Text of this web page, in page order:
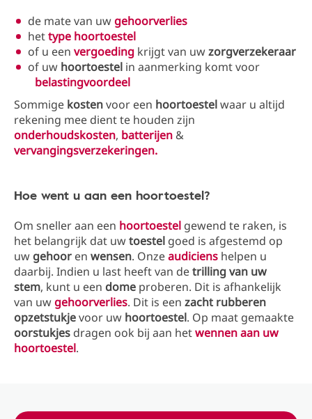
de mate van uwgehoorverlies
hettype hoortoestel
of u een vergoeding krijgt van uwzorgverzekeraar
of uw hoortoestel in aanmerking komt voor
belastingvoordeel
Sommige kostenvoor een hoortoestelwaar u altijd
rekening mee dient te houden zijn
onderhoudskosten, batterijen &
vervangingsverzekeringen.
Hoe went u aan een hoortoestel?
Om sneller aan een hoortoestel gewend te raken, is
het belangrijk dat uwtoestel goed is afgestemd op
uw gehoor en wensen. Onzeaudiciens helpen u
daarbij. Indien u last heeft van detrilling van uw
stem, kunt u een dome proberen. Dit is afhankelijk
van uwgehoorverlies. Dit is een zacht rubberen
opzetstukjevoor uw hoortoestel. Op maat gemaakte
oorstukjes dragen ook bij aan hetwennen aan uw
hoortoestel.